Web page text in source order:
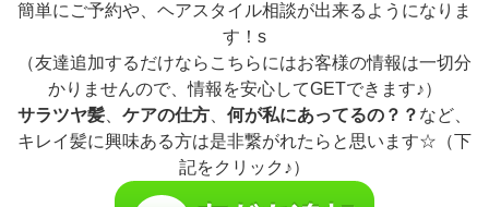
簡単にご予約や、ヘアスタイル相談が出来るようになりま
す！s
（友達追加するだけならこちらにはお客様の情報は一切分
かりませんので、情報を安心してGETできます♪）
サラツヤ髪
ケアの仕方 何が私にあってるの？？ など、
キレイ髪に興味ある方は是非繋がれたらと思います☆（下
記をクリック♪）